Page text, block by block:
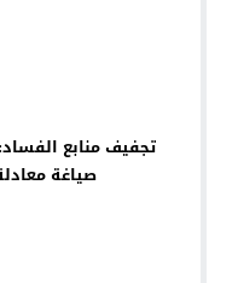
تجفيف منابع
صياغة